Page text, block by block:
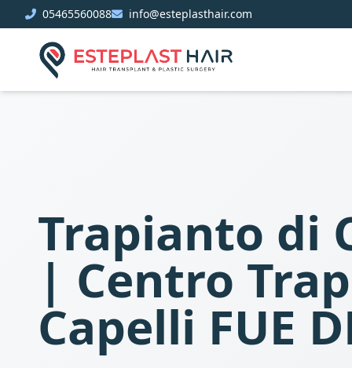
05465560088 info@esteplasthair.com
Trapianto di
| Centro
Capelli FUE